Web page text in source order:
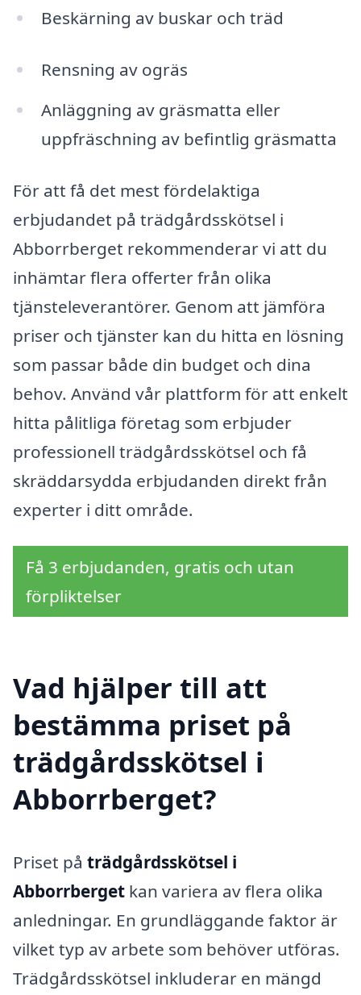
Beskärning av buskar och träd
Rensning av ogräs
Anläggning av gräsmatta eller
uppfräschning av befintlig gräsmatta
För att få det mest fördelaktiga
erbjudandet på trädgårdsskötsel i
Abborrberget rekommenderar vi att du
inhämtar flera offerter från olika
tjänsteleverantörer. Genom att jämföra
priser och tjänster kan du hitta en lösning
som passar både din budget och dina
behov. Använd vår plattform för att enkelt
hitta pålitliga företag som erbjuder
professionell trädgårdsskötsel och få
skräddarsydda erbjudanden direkt från
experter i ditt område.
Få 3 erbjudanden, gratis och utan
förpliktelser
Vad hjälper till att
bestämma priset på
trädgårdsskötsel i
Abborrberget?
Priset på trädgårdsskötsel i
Abborrberget kan variera av flera olika
anledningar. En grundläggande faktor är
vilket typ av arbete som behöver utföras.
Trädgårdsskötsel inkluderar en mängd